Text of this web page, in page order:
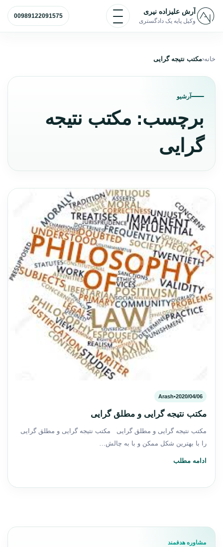
پرش به محتوا
آرش علیزاده نیری
وکیل پایه یک دادگستری
باز و بسته کردن منو 00989122091575
خانه مکتب نتیجه گرایی
آرشیو
برچسب: مکتب نتیجه
گرایی
2020/04/06
•
Arash
مکتب نتیجه گرایی و مطلق گرایی
مکتب نتیجه گرایی و مطلق گرایی مکتب نتیجه گرایی و مطلق گرایی
را با بهترین شکل ممکن و با به چالش…
ادامه مطلب
مشاوره هدفمند